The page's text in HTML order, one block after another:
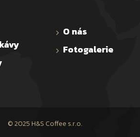
O nás
Fotogalerie
© 2025 H&S Coffee s.r.o.